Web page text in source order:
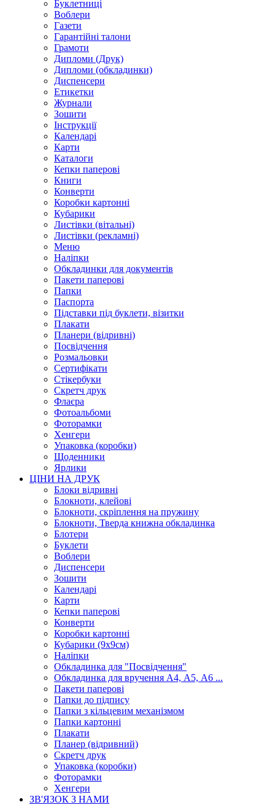
Буклетниці
Воблери
Газети
Гарантійні талони
Грамоти
Дипломи (Друк)
Дипломи (обкладинки)
Диспенсери
Етикетки
Журнали
Зошити
Інструкції
Календарі
Карти
Каталоги
Кепки паперові
Книги
Конверти
Коробки картонні
Кубарики
Листівки (вітальні)
Листівки (рекламні)
Меню
Наліпки
Обкладинки для документів
Пакети паперові
Папки
Паспорта
Підставки під буклети, візитки
Плакати
Планери (відривні)
Посвідчення
Розмальовки
Сертифікати
Стікербуки
Скретч друк
Флаєра
Фотоальбоми
Фоторамки
Хенгери
Упаковка (коробки)
Щоденники
Ярлики
ЦІНИ НА ДРУК
Блоки відривні
Блокноти, клейові
Блокноти, скріплення на пружину
Блокноти, Тверда книжна обкладинка
Блотери
Буклети
Воблери
Диспенсери
Зошити
Календарі
Карти
Кепки паперові
Конверти
Коробки картонні
Кубарики (9х9см)
Наліпки
Обкладинка для "Посвідчення"
Обкладинка для вручення А4, А5, А6 ...
Пакети паперові
Папки до підпису
Папки з кільцевим механізмом
Папки картонні
Плакати
Планер (відривний)
Скретч друк
Упаковка (коробки)
Фоторамки
Хенгери
ЗВ'ЯЗОК З НАМИ